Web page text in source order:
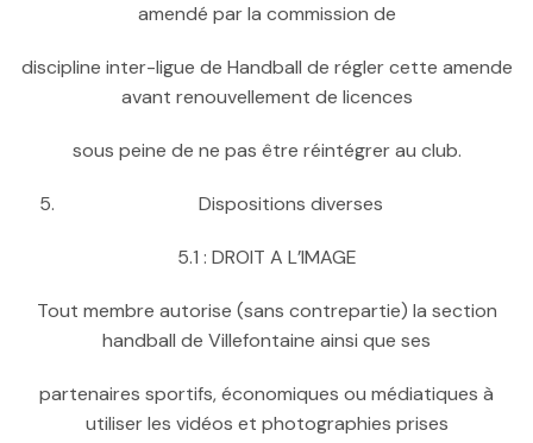
amendé par la commission de
discipline inter-ligue de Handball de régler cette amende
avant renouvellement de licences
sous peine de ne pas être réintégrer au club.
Dispositions diverses
5.1 : DROIT A L’IMAGE
Tout membre autorise (sans contrepartie) la section
handball de Villefontaine ainsi que ses
partenaires sportifs, économiques ou médiatiques à
utiliser les vidéos et photographies prises